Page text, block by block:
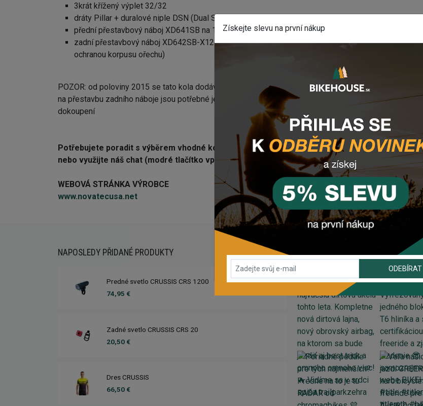
3krát křížený výplet 32/32
dráty Pillar + duralové niple DSN (Dual Side Niple) 14mm
přední přestavbový náboj XD641SB na 15mm osu s japonskými ložisky
zadní přestavbový náboj XD642SB-X12 (duralový ořech Shimano 8/9/10S s Anti-Bite-Guard
ochranou korpusu ořechu)
POZOR: od poloviny 2015 se tato kola dodávají bez přestavbové sady na tenký QR !!!!
na přestavbu zadního náboje jsou potřebné jen samostatné redukce (QR, QR10mm, 12 mm) s možností
dokoupení
Potřebujete poradit s výběrem vhodné komponenty? Zanechte námemail, zprávu naFacebooku
nebo využijte náš chat (modré tlačítko vpravo dole).
WEBOVÁ STRÁNKA VÝROBCE
www.novatecusa.net
NAPOSLEDY PŘIDANÉ PRODUKTY
Predné svetlo CRUSSIS CRS 1200
74,95 €
Zadné svetlo CRUSSIS CRS 20
20,50 €
Dres CRUSSIS
66,50 €
Získejte slevu na první nákup
ODEBÍRAT